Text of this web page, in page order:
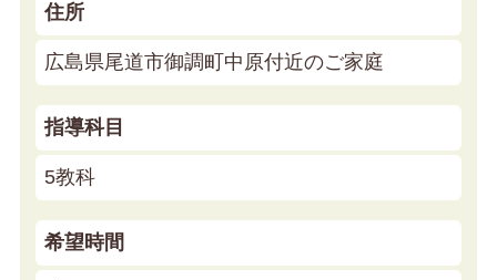
住所
広島県尾道市御調町中原付近のご家庭
指導科目
5教科
希望時間